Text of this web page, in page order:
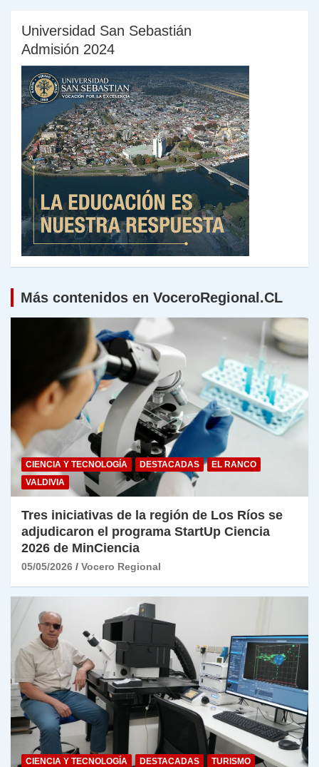
Universidad San Sebastián
Admisión 2024
Más contenidos en VoceroRegional.CL
CIENCIA Y TECNOLOGÍA DESTACADAS
EL RANCO
VALDIVIA
Tres iniciativas de la región de Los Ríos se
adjudicaron el programa StartUp Ciencia
2026 de MinCiencia
05/05/2026 Vocero Regional
CIENCIA Y TECNOLOGÍA DESTACADAS TURISMO